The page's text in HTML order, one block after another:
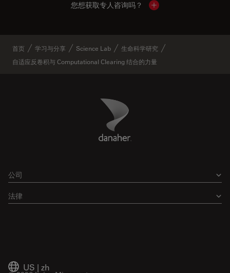
您想获取专人咨询吗？ Show local contacts
首页 学习与分享 Science Lab
生命科学研究
自适应反卷积与 Computational Clearing 结合的力量
Danaher Logo
公司
法律
US | zh